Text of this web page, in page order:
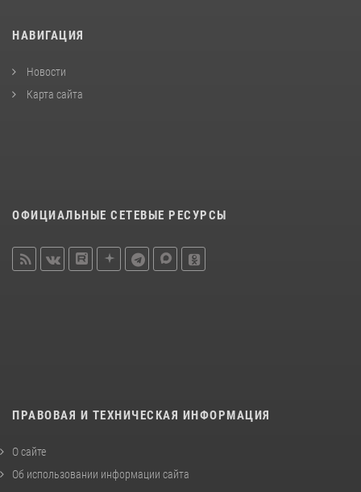
НАВИГАЦИЯ
Новости
Карта сайта
ОФИЦИАЛЬНЫЕ СЕТЕВЫЕ РЕСУРСЫ
ПРАВОВАЯ И ТЕХНИЧЕСКАЯ ИНФОРМАЦИЯ
О сайте
Об использовании информации сайта